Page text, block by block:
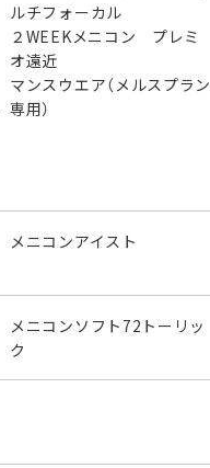
ルチフォーカル
２WEEKメニコン プレミ
オ遠近
マンスウエア（メルスプラン
専用）
メニコンアイスト
メニコンソフト72トーリッ
ク